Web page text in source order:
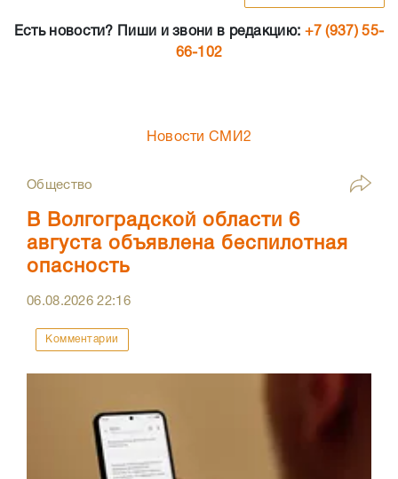
Есть новости? Пиши и звони в редакцию: +7 (937) 55-
66-102
Новости СМИ2
Общество
В Волгоградской области 6
августа объявлена беспилотная
опасность
06.08.202622:16
Комментарии